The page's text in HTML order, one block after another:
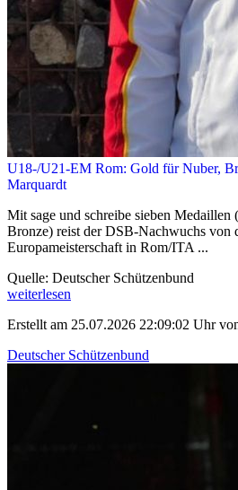
U18-/U21-EM Rom: Gold für Nuber,
Marquardt
Mit sage und schreibe sieben
Bronze) reist der DSB-Nachwuchs von
Europameisterschaft in Rom/ITA ...
Quelle: Deutscher Schützenbund
weiterlesen
Erstellt am 25.07.2026 22:09:02 Uhr
Deutscher Schützenbund